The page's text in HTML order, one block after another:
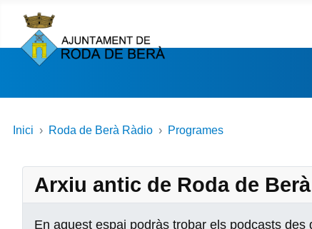
Inici Roda de Berà Ràdio Programes
Arxiu antic de Roda de
En aquest espai podràs trobar els podcasts des